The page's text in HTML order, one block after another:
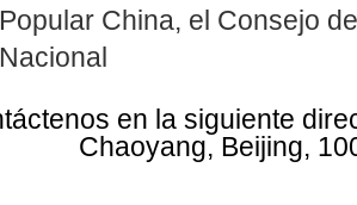
Popular China, el Consejo
Nacional
en la siguiente
Chaoyang, Beijing,